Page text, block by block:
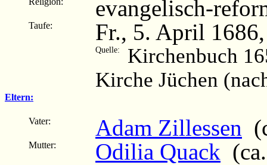
evangelisch-
Taufe: Fr., 5. April 1686,
Quelle:
Kirchenbuch
Kirche Jüchen
Eltern:
Vater: Adam Zillessen
Mutter: Odilia Quack